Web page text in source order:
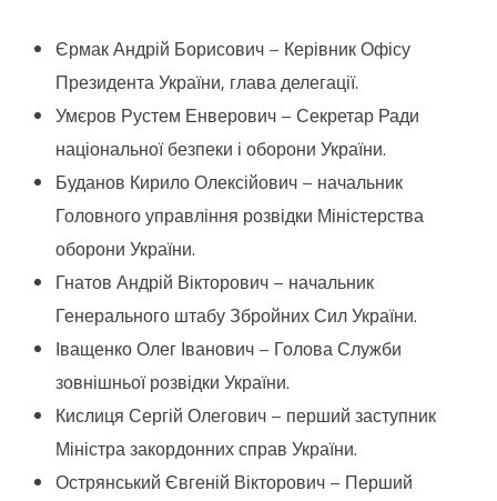
Єрмак Андрій Борисович – Керівник Офісу
Президента України, глава делегації.
Умєров Рустем Енверович – Секретар Ради
національної безпеки і оборони України.
Буданов Кирило Олексійович – начальник
Головного управління розвідки Міністерства
оборони України.
Гнатов Андрій Вікторович – начальник
Генерального штабу Збройних Сил України.
Іващенко Олег Іванович – Голова Служби
зовнішньої розвідки України.
Кислиця Сергій Олегович – перший заступник
Міністра закордонних справ України.
Острянський Євгеній Вікторович – Перший